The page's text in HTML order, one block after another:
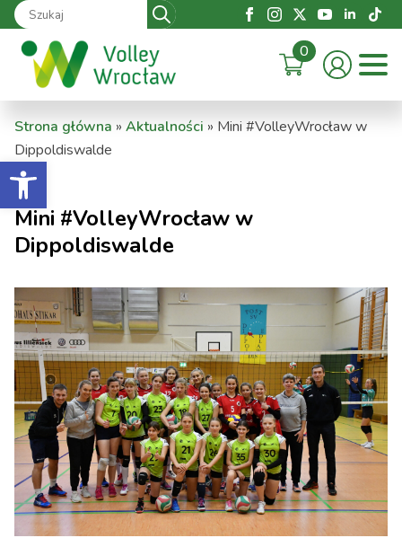
Otwórz pasek narzędzi
Search
for:
0
Strona główna » Aktualności » Mini #VolleyWrocław w
Dippoldiswalde
Mini #VolleyWrocław w
Dippoldiswalde